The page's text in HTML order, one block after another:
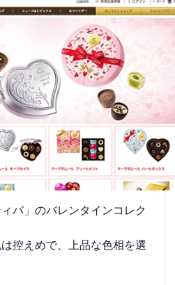
バ」のバレンタインコレク
控えめで、上品な色相を選